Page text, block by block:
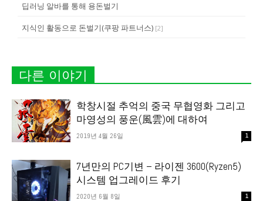
딥러닝 알바를 통해 용돈벌기
지식인 활동으로 돈벌기(쿠팡 파트너스) [2]
다른 이야기
학창시절 추억의 중국 무협영화 그리고
마영성의 풍운(風雲)에 대하여
2019년 4월 26일 1
7년만의 PC기변 – 라이젠 3600(Ryzen5)
시스템 업그레이드 후기
2020년 6월 8일 1